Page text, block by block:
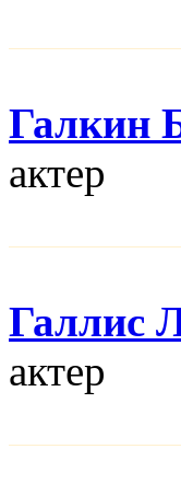
Галкин
актер
Галлис
актер